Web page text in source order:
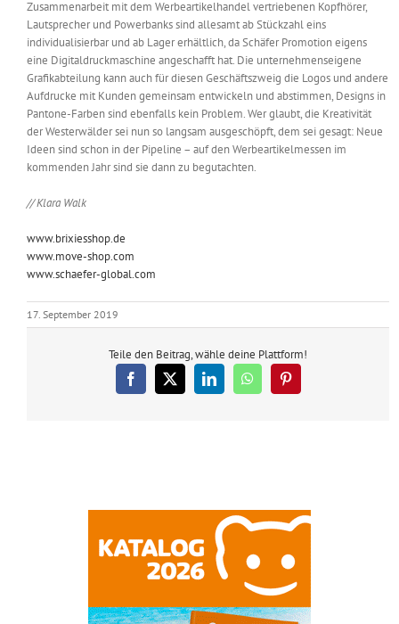
Zusammenarbeit mit dem Werbeartikelhandel vertriebenen Kopfhörer,
Lautsprecher und Powerbanks sind allesamt ab Stückzahl eins
individualisierbar und ab Lager erhältlich, da Schäfer Promotion eigens
eine Digitaldruckmaschine angeschafft hat. Die unternehmenseigene
Grafikabteilung kann auch für diesen Geschäftszweig die Logos und andere
Aufdrucke mit Kunden gemeinsam entwickeln und abstimmen, Designs in
Pantone-Farben sind ebenfalls kein Problem. Wer glaubt, die Kreativität
der Westerwälder sei nun so langsam ausgeschöpft, dem sei gesagt: Neue
Ideen sind schon in der Pipeline – auf den Werbeartikelmessen im
kommenden Jahr sind sie dann zu begutachten.
// Klara Walk
www.brixiesshop.de
www.move-shop.com
www.schaefer-global.com
17. September 2019
Teile den Beitrag, wähle deine Plattform!
Facebook
X LinkedInWhatsAppPinterest